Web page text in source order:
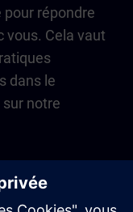
pour répondre
vous. Cela vaut
dans le
notre